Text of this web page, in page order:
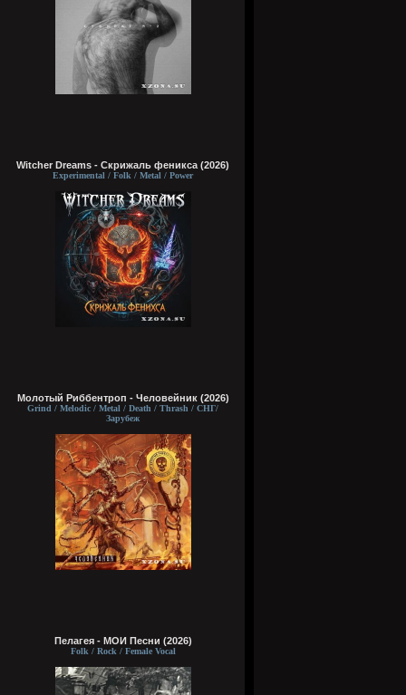
Witcher Dreams - Скрижаль феникса (2026)
Experimental / Folk / Metal / Power
Молотый Риббентроп - Человейник (2026)
Grind / Melodic / Metal / Death / Thrash / СНГ/
Зарубеж
Пелагея - МОИ Песни (2026)
Folk / Rock / Female Vocal